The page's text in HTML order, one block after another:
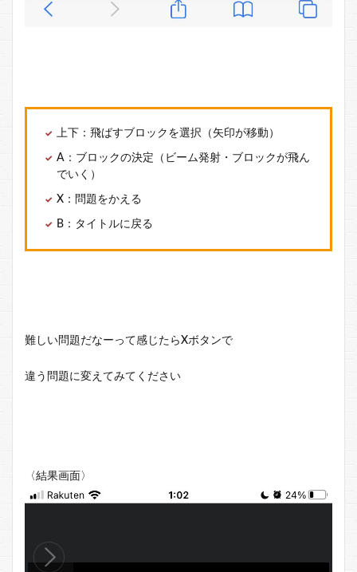
上下：飛ばすブロックを選択（矢印が移動）
A：ブロックの決定（ビーム発射・ブロックが飛ん
でいく）
X：問題をかえる
B：タイトルに戻る
難しい問題だなーって感じたらXボタンで
違う問題に変えてみてください
〈結果画面〉